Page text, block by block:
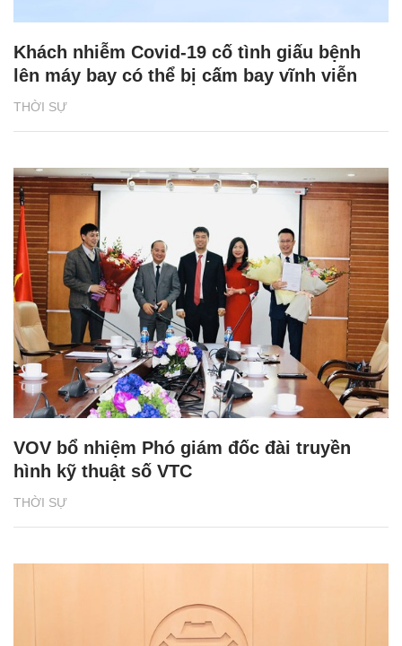
THỜI SỰ
Khách nhiễm Covid-19 cố tình giấu bệnh
lên máy bay có thể bị cấm bay vĩnh viễn
THỜI SỰ
VOV bổ nhiệm Phó giám đốc đài truyền
hình kỹ thuật số VTC